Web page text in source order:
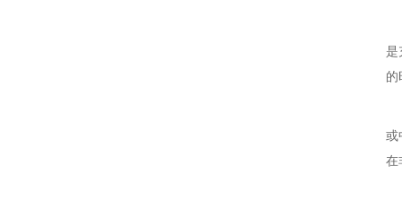
是
的
或
在